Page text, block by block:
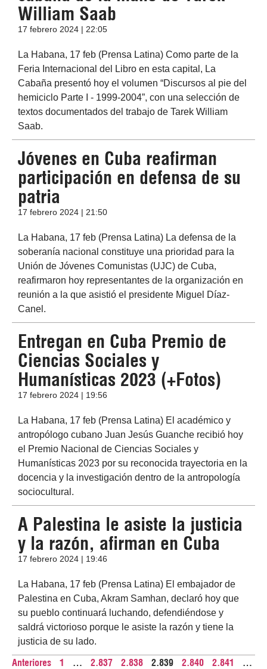
William Saab
17 febrero 2024 | 22:05
La Habana, 17 feb (Prensa Latina) Como parte de la
Feria Internacional del Libro en esta capital, La
Cabaña presentó hoy el volumen “Discursos al pie del
hemiciclo Parte I - 1999-2004”, con una selección de
textos documentados del trabajo de Tarek William
Saab.
Jóvenes en Cuba reafirman
participación en defensa de su
patria
17 febrero 2024 | 21:50
La Habana, 17 feb (Prensa Latina) La defensa de la
soberanía nacional constituye una prioridad para la
Unión de Jóvenes Comunistas (UJC) de Cuba,
reafirmaron hoy representantes de la organización en
reunión a la que asistió el presidente Miguel Díaz-
Canel.
Entregan en Cuba Premio de
Ciencias Sociales y
Humanísticas 2023 (+Fotos)
17 febrero 2024 | 19:56
La Habana, 17 feb (Prensa Latina) El académico y
antropólogo cubano Juan Jesús Guanche recibió hoy
el Premio Nacional de Ciencias Sociales y
Humanísticas 2023 por su reconocida trayectoria en la
docencia y la investigación dentro de la antropología
sociocultural.
A Palestina le asiste la justicia
y la razón, afirman en Cuba
17 febrero 2024 | 19:46
La Habana, 17 feb (Prensa Latina) El embajador de
Palestina en Cuba, Akram Samhan, declaró hoy que
su pueblo continuará luchando, defendiéndose y
saldrá victorioso porque le asiste la razón y tiene la
justicia de su lado.
Anteriores 1 … 2.837 2.838 2.839 2.840 2.841
…